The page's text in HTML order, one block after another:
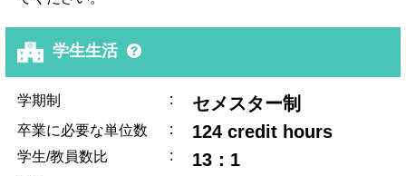
学生生活
学期制 : セメスター制
卒業に必要な単位数 : 124 credit hours
学生/教員数比 : 13：1